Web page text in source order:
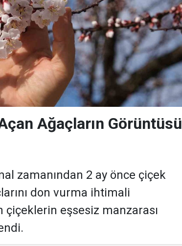
Ağaçların Görüntüsü
zamanından 2 ay önce çiçek
don vurma ihtimali
çiçeklerin eşsesiz manzarası